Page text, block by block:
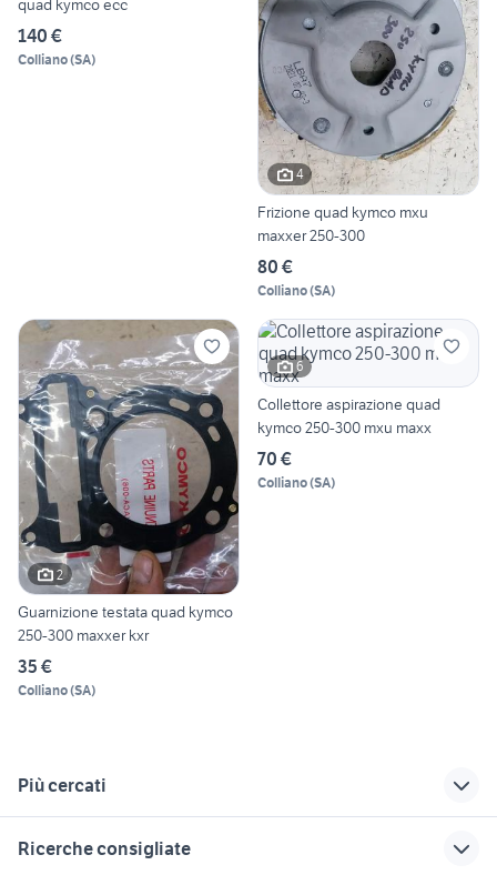
quad kymco ecc
140 €
Colliano(SA)
4
Frizione quad kymco mxu
maxxer 250-300
80 €
Colliano(SA)
2
Guarnizione testata quad kymco
250-300 maxxer kxr
35 €
Colliano(SA)
6
Collettore aspirazione quad
kymco 250-300 mxu maxx
70 €
Colliano(SA)
Più cercati
mercedes 300 sl ali
Ricerche consigliate